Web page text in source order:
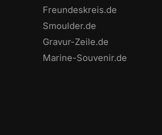
Freundeskreis.de
Smoulder.de
Gravur-Zeile.de
Marine-Souvenir.de